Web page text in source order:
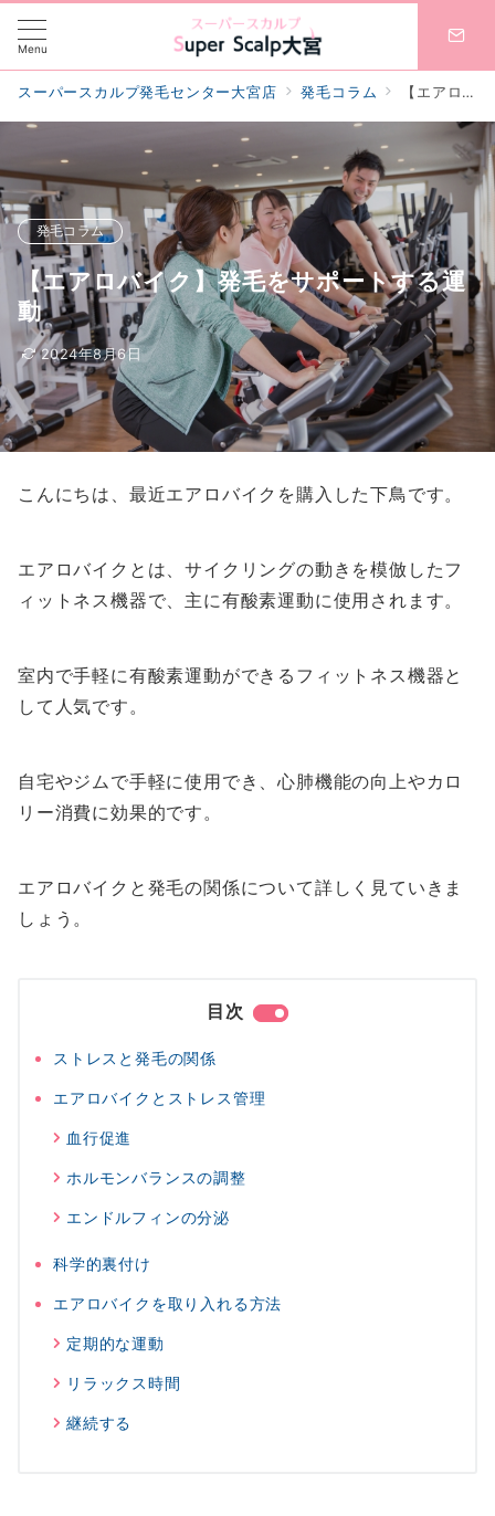
Menu
スーパースカルプ発毛センター大宮店 発毛コラム 【エアロバイク】発毛をサポートする運動
発毛コラム
【エアロバイク】発毛をサポートする運
動
2024年8月6日
こんにちは、最近エアロバイクを購入した下鳥です。
エアロバイクとは、サイクリングの動きを模倣したフ
ィットネス機器で、主に有酸素運動に使用されます。
室内で手軽に有酸素運動ができるフィットネス機器と
して人気です。
自宅やジムで手軽に使用でき、心肺機能の向上やカロ
リー消費に効果的です。
エアロバイクと発毛の関係について詳しく見ていきま
しょう。
目次
ストレスと発毛の関係
エアロバイクとストレス管理
血行促進
ホルモンバランスの調整
エンドルフィンの分泌
科学的裏付け
エアロバイクを取り入れる方法
定期的な運動
リラックス時間
継続する